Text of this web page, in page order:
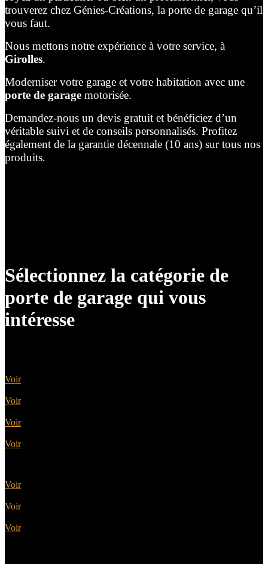
trouverez chez Génies-Créations, la porte de garage qu’il
vous faut.
Nous mettons notre expérience à votre service, à
Girolles.
Moderniser votre garage et votre habitation avec une
porte de garage motorisée.
Demandez-nous un devis gratuit et bénéficiez d’un
véritable suivi et de conseils personnalisés. Profitez
également de la garantie décennale (10 ans) sur tous nos
produits.
Sélectionnez la catégorie de
porte de garage qui vous
intéresse
Voir
Voir
Voir
Voir
Voir
Voir
Voir